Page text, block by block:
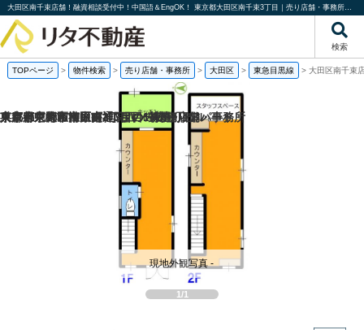
大田区南千束店舗！融資相談受付中！中国語＆EngOK！ 東京都大田区南千束3丁目｜売り店舗・事務所｜株式会社リタ不動産
検索
TOPページ > 物件検索 > 売り店舗・事務所 > 大田区 > 東急目黒線 > 大田区南千束
1/1
現地外観写真 -
京都府京都市南区吉祥院西ノ茶屋町の
東京都東大和市中央2丁目の一棟売りアパート
東京都中野区江原町3丁目の1棟売りビル
兵庫県尼崎市神田南通3丁目の売り店舗・事務所